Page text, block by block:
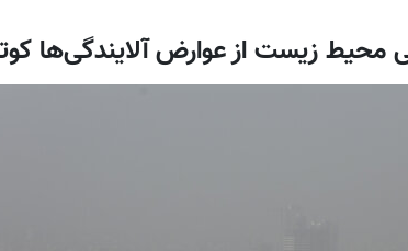
زیست از عوارض آلایندگی‌ها